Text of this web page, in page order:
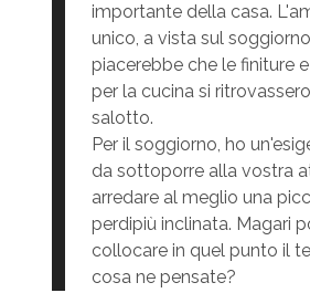
importante della casa.
unico, a vista sul
piacerebbe che le finiture
per la cucina si
salotto.
Per il soggiorno, ho
da sottoporre alla vostra
arredare al meglio una
perdipiù inclinata. Magari
collocare in quel punto il
cosa ne pensate?